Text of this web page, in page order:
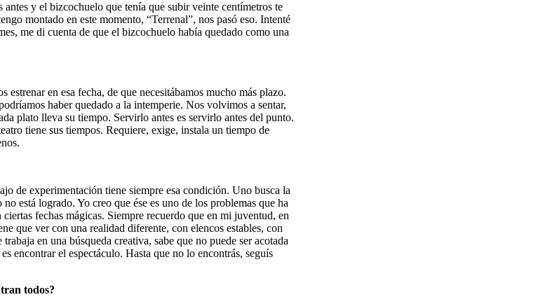
y el bizcochuelo que tenía que subir veinte centímetros te
montado en este momento, “Terrenal”, nos pasó eso. Intenté
me di cuenta de que el bizcochuelo había quedado como una
en esa fecha, de que necesitábamos mucho más plazo.
haber quedado a la intemperie. Nos volvimos a sentar,
plato lleva su tiempo. Servirlo antes es servirlo antes del punto.
tiene sus tiempos. Requiere, exige, instala un tiempo de
de experimentación tiene siempre esa condición. Uno busca la
está logrado. Yo creo que ése es uno de los problemas que ha
fechas mágicas. Siempre recuerdo que en mi juventud, en
que ver con una realidad diferente, con elencos estables, con
en una búsqueda creativa, sabe que no puede ser acotada
encontrar el espectáculo. Hasta que no lo encontrás, seguís
todos?